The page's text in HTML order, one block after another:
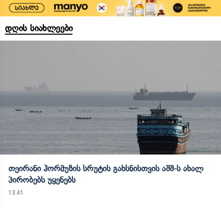
დღის სიახლეები
თეირანი ჰორმუზის სრუტის გახსნისთვის აშშ-ს ახალ
პირობებს უყენებს
13:41